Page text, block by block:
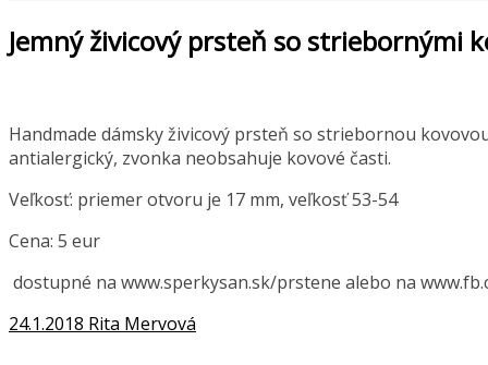
Jemný živicový prsteň so striebornými
Handmade dámsky živicový prsteň so striebornou
antialergický, zvonka neobsahuje kovové časti.
Veľkosť: priemer otvoru je 17 mm, veľkosť 53-54
Cena: 5 eur
dostupné na www.sperkysan.sk/prstene alebo na
24.1.2018 Rita Mervová